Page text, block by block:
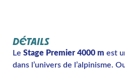
DÉTAILS
Le Stage Premier 4000 m est
dans l’univers de l’alpinisme.